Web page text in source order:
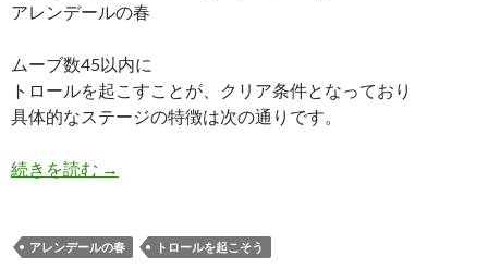
アレンデールの春
ムーブ数45以内に
トロールを起こすことが、クリア条件となっており
具体的なステージの特徴は次の通りです。
続きを読む アナと雪の女王 Free Fall 夏ステージ296 攻略のコ
→
アレンデールの春 トロールを起こそう